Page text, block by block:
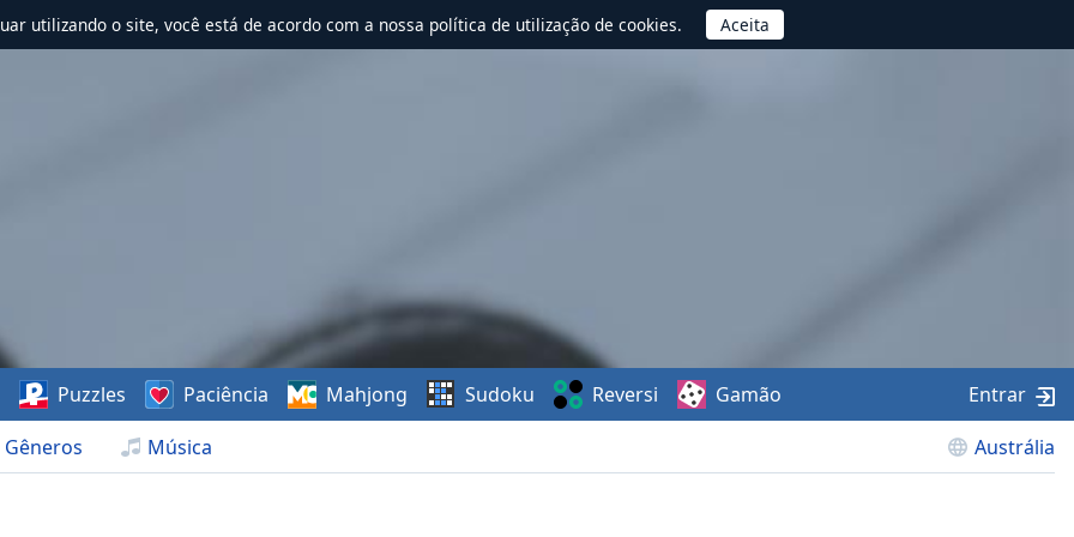
utilizando o site, você está de acordo com a nossa política de utilização de cookies.
Gêneros Música Austrália
Puzzles Paciência Mahjong Sudoku Reversi Gamão Entrar